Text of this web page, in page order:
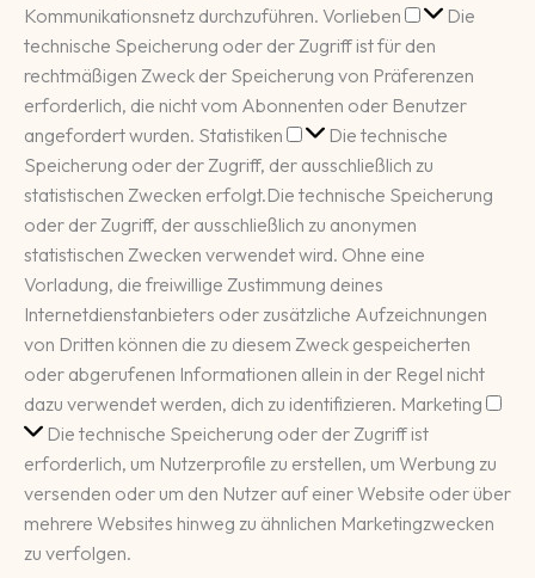
Kommunikationsnetz durchzuführen. Vorlieben Vorlieben
Die
technische Speicherung oder der Zugriff ist für den
rechtmäßigen Zweck der Speicherung von Präferenzen
erforderlich, die nicht vom Abonnenten oder Benutzer
angefordert wurden. Statistiken Statistiken
Die technische
Speicherung oder der Zugriff, der ausschließlich zu
statistischen Zwecken erfolgt.Die technische Speicherung
oder der Zugriff, der ausschließlich zu anonymen
statistischen Zwecken verwendet wird. Ohne eine
Vorladung, die freiwillige Zustimmung deines
Internetdienstanbieters oder zusätzliche Aufzeichnungen
von Dritten können die zu diesem Zweck gespeicherten
oder abgerufenen Informationen allein in der Regel nicht
dazu verwendet werden, dich zu identifizieren. Marketing
Die technische Speicherung oder der Zugriff ist
erforderlich, um Nutzerprofile zu erstellen, um Werbung zu
versenden oder um den Nutzer auf einer Website oder über
mehrere Websites hinweg zu ähnlichen Marketingzwecken
zu verfolgen.